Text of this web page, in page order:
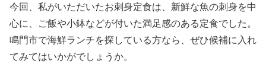
今回、私がいただいたお刺身定食は、新鮮な魚の刺身を中
心に、ご飯や小鉢などが付いた満足感のある定食でした。
鳴門市で海鮮ランチを探している方なら、ぜひ候補に入れ
てみてはいかがでしょうか。